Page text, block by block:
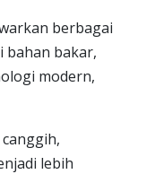
berbagai
bahan bakar,
modern,
lebih